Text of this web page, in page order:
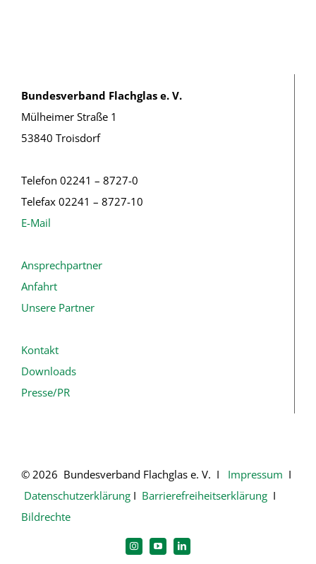
Bundesverband Flachglas e. V.
Mülheimer Straße 1
53840 Troisdorf
Telefon 02241 – 8727-0
Telefax 02241 – 8727-10
E-Mail
Ansprechpartner
Anfahrt
Unsere Partner
Kontakt
Downloads
Presse/PR
© 2026 Bundesverband Flachglas e. V. Ι Impressum Ι
DatenschutzerklärungΙ BarrierefreiheitserklärungΙ
Bildrechte